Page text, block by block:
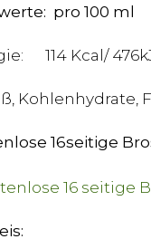
pro 100
114 Kcal/
Kohlenhydrate,
16seitige